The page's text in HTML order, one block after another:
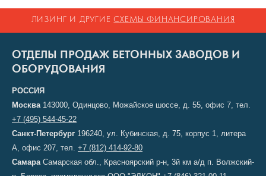
ЛИЗИНГ И ДРУГИЕ СХЕМЫ ФИНАНСИРОВАНИЯ
ОТДЕЛЫ ПРОДАЖ БЕТОННЫХ ЗАВОДОВ И
ОБОРУДОВАНИЯ
РОССИЯ
Москва143000, Одинцово, Можайское шоссе, д. 55, офис 7, тел.
+7 (495) 544-45-22
Санкт-Петербург 196240, ул. Кубинская, д. 75, корпус 1, литера
А, офис 207, тел. +7 (812) 414-92-80
СамараСамарская обл., Красноярский р-н, 3й км а/д п. Волжский-